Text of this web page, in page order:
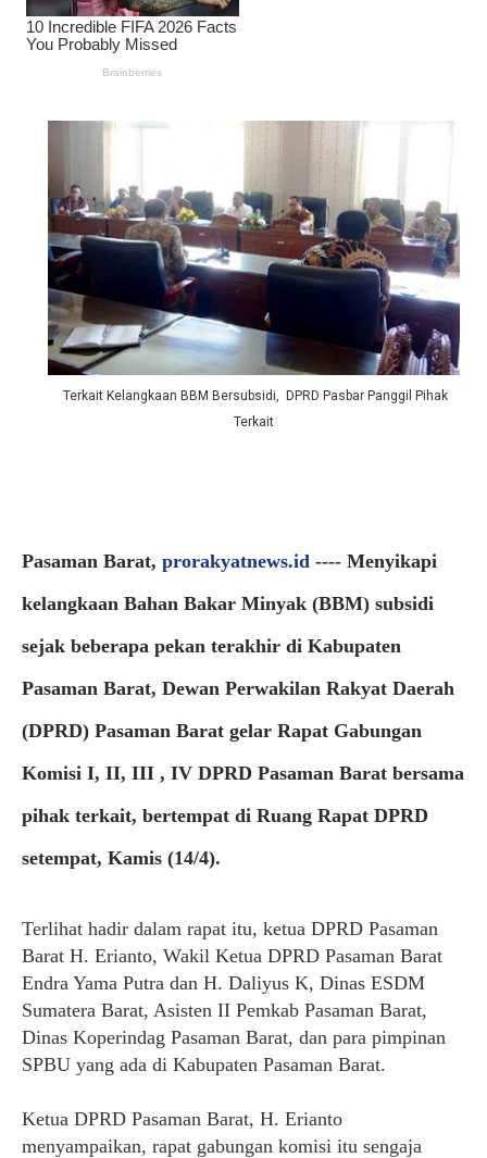
Terkait Kelangkaan BBM Bersubsidi, DPRD Pasbar Panggil Pihak
Terkait
Pasaman Barat,prorakyatnews.id ---- Menyikapi
kelangkaan Bahan Bakar Minyak (BBM) subsidi
sejak beberapa pekan terakhir di Kabupaten
Pasaman Barat, Dewan Perwakilan Rakyat Daerah
(DPRD) Pasaman Barat gelar Rapat Gabungan
Komisi I, II, III , IV DPRD Pasaman Barat bersama
pihak terkait, bertempat di Ruang Rapat DPRD
setempat, Kamis (14/4).
Terlihat hadir dalam rapat itu, ketua DPRD Pasaman
Barat H. Erianto, Wakil Ketua DPRD Pasaman Barat
Endra Yama Putra dan H. Daliyus K, Dinas ESDM
Sumatera Barat, Asisten II Pemkab Pasaman Barat,
Dinas Koperindag Pasaman Barat, dan para pimpinan
SPBU yang ada di Kabupaten Pasaman Barat.
Ketua DPRD Pasaman Barat, H. Erianto
menyampaikan, rapat gabungan komisi itu sengaja